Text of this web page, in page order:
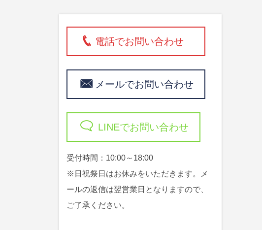
電話でお問い合わせ
メールでお問い合わせ
LINEでお問い合わせ
受付時間：10:00～18:00
※日祝祭日はお休みをいただきます。メ
ールの返信は翌営業日となりますので、
ご了承ください。